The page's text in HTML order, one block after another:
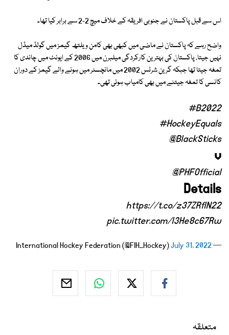
اس سے قبل پاکستان نے جنوبی افریقہ کے خلاف میچ 2-2 سے برابر کیا تھا۔
واضح رہے کہ پاکستان نے ماضی میں کبھی بھی کامن ویلتھ گیمز میں گولڈ میڈل
نہیں جیتا، پاکستان کی بہترین کارکردگی میلبرن میں 2006 کے ایونٹ میں چاندی کا
تمغہ جیتا تھا جبکہ گرین شرٹس 2002 میں مانچسٹر میں ہونے والے گیمز کے دوران
کانسی کا تمغہ جیتنے میں بھی کامیاب ہوئی تھی۔
#B2022
#HockeyEquals
@BlackSticks
v
@PHFOfficial
Details
https://t.co/z37ZRflN22
pic.twitter.com/l3He8c67Rw
— International Hockey Federation (@FIH_Hockey)
July 31, 2022
متعلقہ